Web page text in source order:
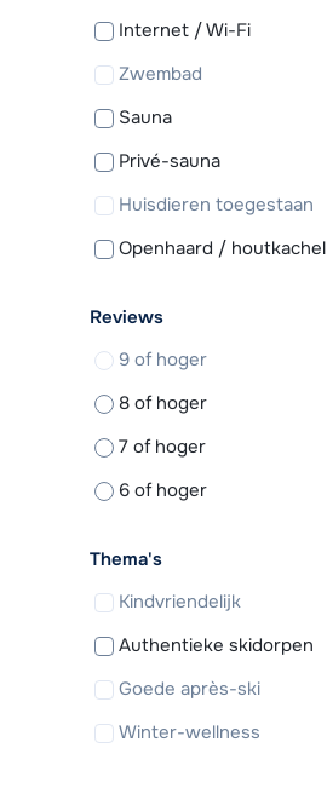
Internet / Wi-Fi
Zwembad
Sauna
Privé-sauna
Huisdieren toegestaan
Openhaard / houtkachel
Reviews
9 of hoger
8 of hoger
7 of hoger
6 of hoger
Thema's
Kindvriendelijk
Authentieke skidorpen
Goede après-ski
Winter-wellness